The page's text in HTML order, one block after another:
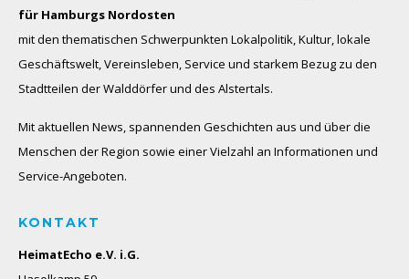
für Hamburgs Nordosten
mit den thematischen Schwerpunkten Lokalpolitik, Kultur, lokale
Geschäftswelt, Vereinsleben, Service und starkem Bezug zu den
Stadtteilen der Walddörfer und des Alstertals.
Mit aktuellen News, spannenden Geschichten aus und über die
Menschen der Region sowie einer Vielzahl an Informationen und
Service-Angeboten.
KONTAKT
HeimatEcho e.V. i.G.